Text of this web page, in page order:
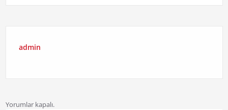
admin
Yorumlar kapalı.